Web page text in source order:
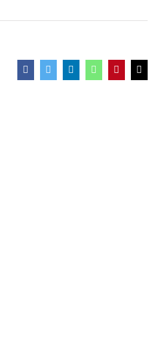
FacebookTwitterLinkedInWhatsAppPinterestEmail